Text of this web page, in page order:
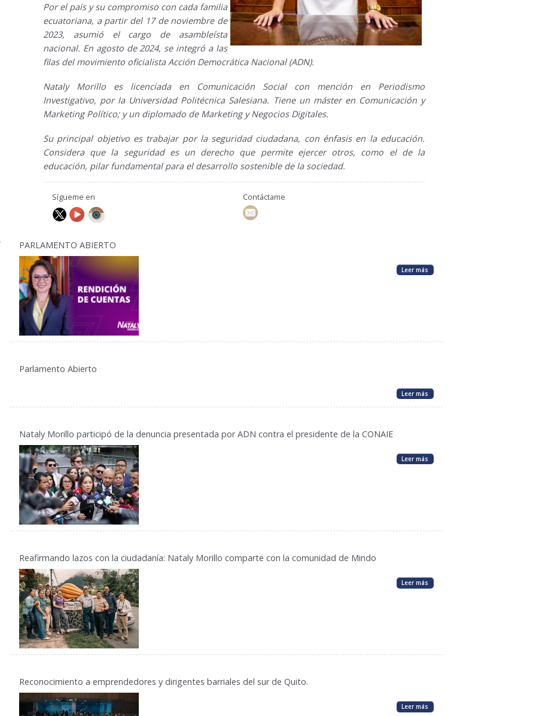
Por el país y su compromiso con cada familia
ecuatoriana, a partir del 17 de noviembre de
2023, asumió el cargo de asambleísta
nacional. En agosto de 2024, se integró a las
filas del movimiento oficialista Acción Democrática Nacional (ADN).
Nataly Morillo es licenciada en Comunicación Social con mención en Periodismo
Investigativo, por la Universidad Politécnica Salesiana. Tiene un máster en Comunicación y
Marketing Político; y un diplomado de Marketing y Negocios Digitales.
Su principal objetivo es trabajar por la seguridad ciudadana, con énfasis en la educación.
Considera que la seguridad es un derecho que permite ejercer otros, como el de la
educación, pilar fundamental para el desarrollo sostenible de la sociedad.
Sígueme en Contáctame
PARLAMENTO ABIERTO
Leer más
Parlamento Abierto
Leer más
Nataly Morillo participó de la denuncia presentada por ADN contra el presidente de la CONAIE
Leer más
Reafirmando lazos con la ciudadanía: Nataly Morillo comparte con la comunidad de Mindo
Leer más
Reconocimiento a emprendedores y dirigentes barriales del sur de Quito.
Leer más